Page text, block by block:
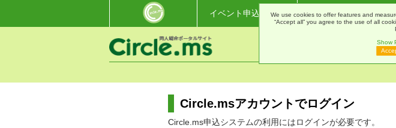
イベント申込・通販 Webカタログ
Circle.msアカウントでログイン
Circle.ms申込システムの利用にはログインが必要です。
We use cookies to offer features and
“Accept all” you agree to the use of all
Show